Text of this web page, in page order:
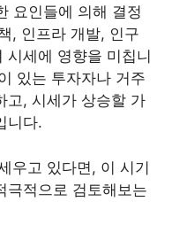
요인들에 의해 결정
, 인프라 개발, 인구
시세에 영향을 미칩니
있는 투자자나 거주
고, 시세가 상승할 가
니다.
우고 있다면, 이 시기
극적으로 검토해보는